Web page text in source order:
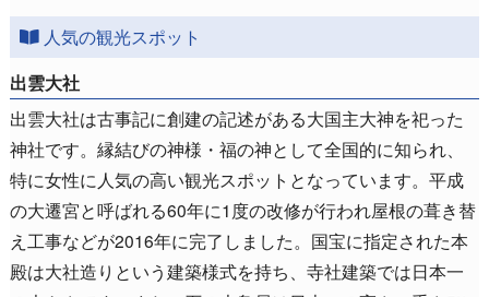
人気の観光スポット
出雲大社
出雲大社は古事記に創建の記述がある大国主大神を祀った
神社です。縁結びの神様・福の神として全国的に知られ、
特に女性に人気の高い観光スポットとなっています。平成
の大遷宮と呼ばれる60年に1度の改修が行われ屋根の葺き替
え工事などが2016年に完了しました。国宝に指定された本
殿は大社造りという建築様式を持ち、寺社建築では日本一